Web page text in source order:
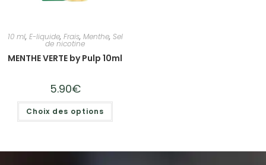
10 ml, E-liquide, Frais, Menthe, Sel
de nicotine
MENTHE VERTE by Pulp 10ml
5.90€
Choix des options